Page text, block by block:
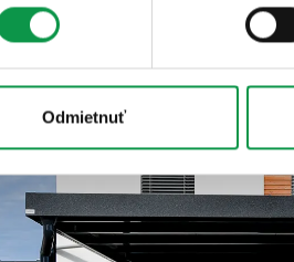
Odmietnuť